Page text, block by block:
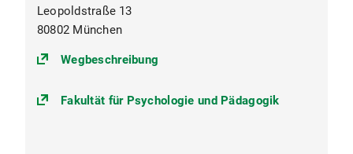
Leopoldstraße 13
80802 München
Wegbeschreibung
Fakultät für Psychologie und Pädagogik